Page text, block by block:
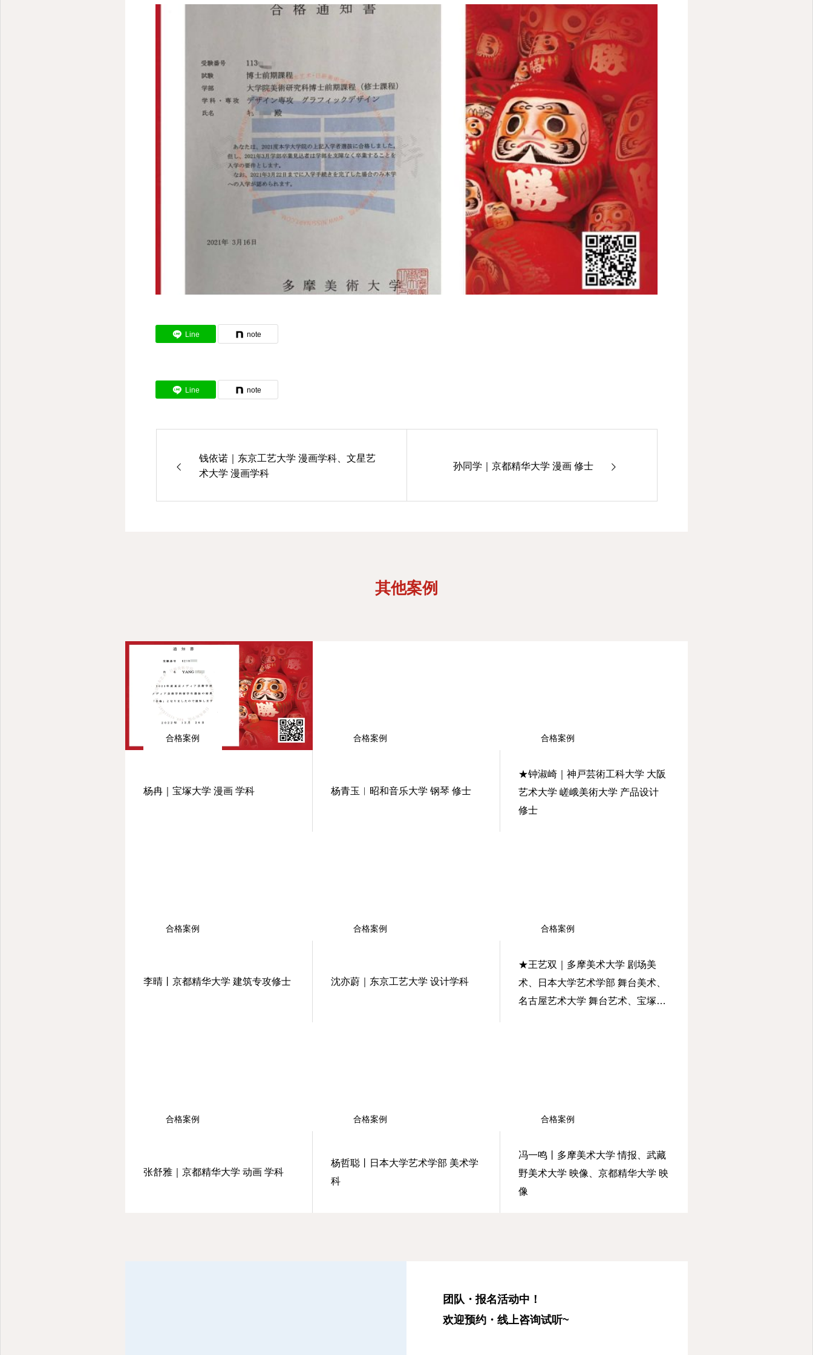
Line note
Line note
钱依诺｜东京工艺大学 漫画学科、文星艺
术大学 漫画学科
孙同学｜京都精华大学 漫画 修士
其他案例
合格案例
杨冉｜宝塚大学 漫画 学科
合格案例
杨青玉︱昭和音乐大学 钢琴 修士
合格案例
★钟淑崎｜神戸芸術工科大学 大阪
艺术大学 嵯峨美術大学 产品设计
修士
合格案例
李晴丨京都精华大学 建筑专攻修士
合格案例
沈亦蔚｜东京工艺大学 设计学科
合格案例
★王艺双｜多摩美术大学 剧场美
术、日本大学艺术学部 舞台美术、
名古屋艺术大学 舞台艺术、宝塚大
合格案例
张舒雅｜京都精华大学 动画 学科
合格案例
杨哲聪丨日本大学艺术学部 美术学
科
合格案例
冯一鸣丨多摩美术大学 情报、武藏
野美术大学 映像、京都精华大学 映
像
团队・报名活动中！
欢迎预约・线上咨询试听~